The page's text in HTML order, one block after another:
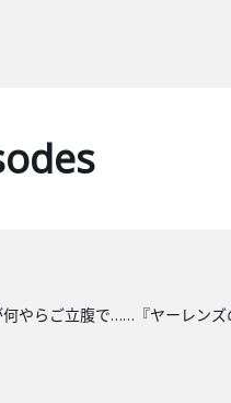
やらご立腹で……『ヤーレン